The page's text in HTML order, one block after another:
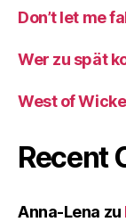
Don’t let me
Wer zu spät
West of
Recent
Anna-Lena zu